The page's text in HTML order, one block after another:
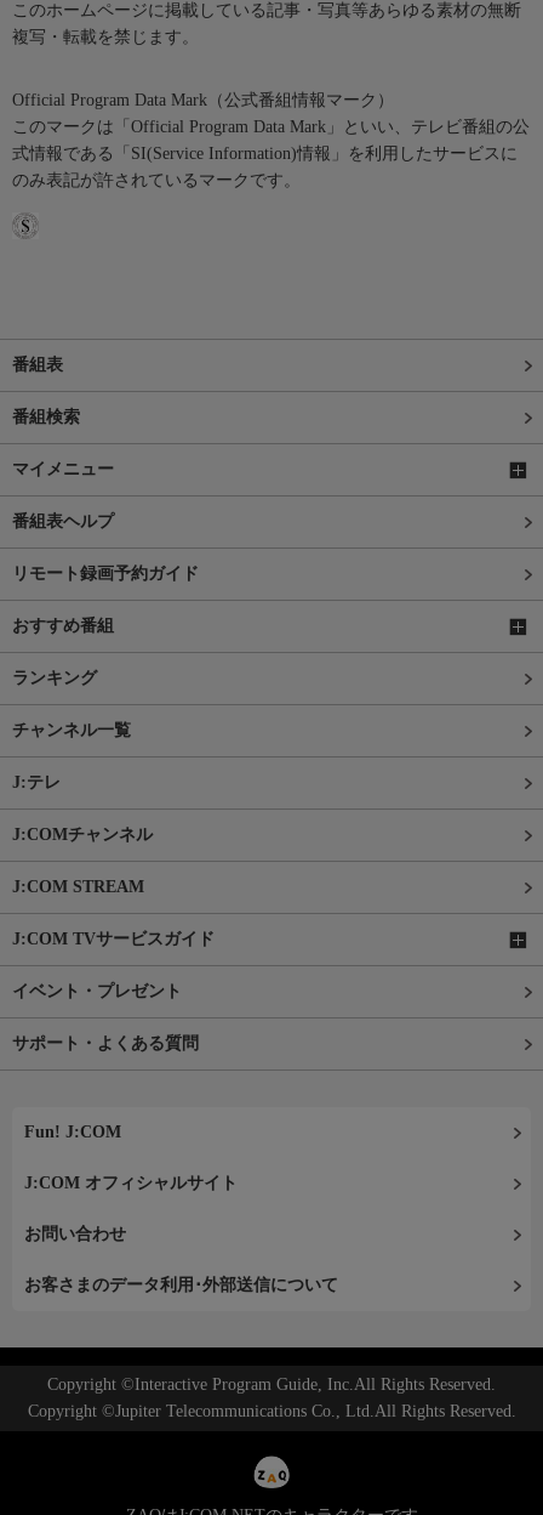
このホームページに掲載している記事・写真等あらゆる素材の無断
複写・転載を禁じます。
Official Program Data Mark（公式番組情報マーク）
このマークは「Official Program Data Mark」といい、テレビ番組の公
式情報である「SI(Service Information)情報」を利用したサービスに
のみ表記が許されているマークです。
番組表
番組検索
マイメニュー
番組表ヘルプ
リモート録画予約ガイド
おすすめ番組
ランキング
チャンネル一覧
J:テレ
J:COMチャンネル
J:COM STREAM
J:COM TVサービスガイド
イベント・プレゼント
サポート・よくある質問
Fun! J:COM
J:COM オフィシャルサイト
お問い合わせ
お客さまのデータ利用･外部送信について
Copyright ©Interactive Program Guide, Inc.All Rights Reserved.
Copyright ©Jupiter Telecommunications Co., Ltd.All Rights Reserved.